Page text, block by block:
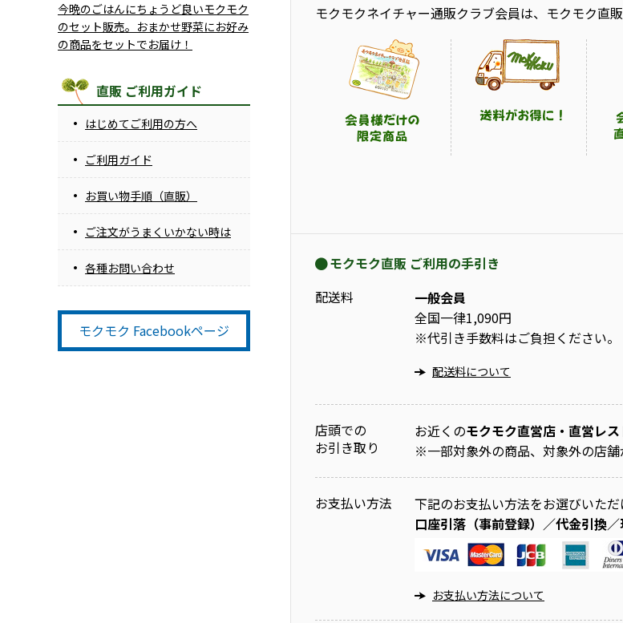
今晩のごはんにちょうど良いモクモク
のセット販売。おまかせ野菜にお好み
の商品をセットでお届け！
直販 ご利用ガイド
はじめてご利用の方へ
ご利用ガイド
お買い物手順（直販）
ご注文がうまくいかない時は
各種お問い合わせ
モクモク Facebookページ
モクモクネイチャー通販クラブ会員は、モクモク直
モクモク直販 ご利用の手引き
配送料
一般会員
全国一律1,090円
※代引き手数料はご負担ください。
配送料について
店頭での
お引き取り
お近くのモクモク直営店・直営レ
※一部対象外の商品、対象外の店舗
お支払い方法
下記のお支払い方法をお選びいただ
口座引落（事前登録）／代金引換
お支払い方法について